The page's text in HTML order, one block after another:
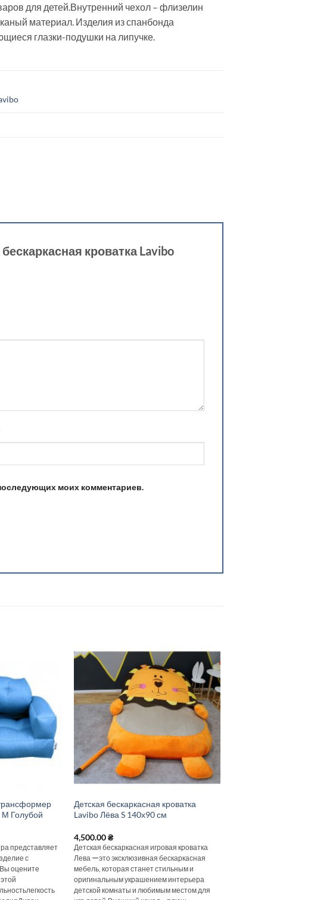
для детей.Внутренний чехол – флизелин
материал. Изделия из спанбонда
глазки-подушки на липучке.
кроватка Lavibo
моих комментариев.
М Голубой
представляет
с
оцените
Детская бескаркасная кроватка
Lavibo Лёва S 140х90 см
4,500.00₴
Детская бескаркасная игровая кроватка
Лева ーэто эксклюзивная бескаркасная
мебель, которая станет стильным и
оригинальным украшением интерьера
детской комнаты и любимым местом для